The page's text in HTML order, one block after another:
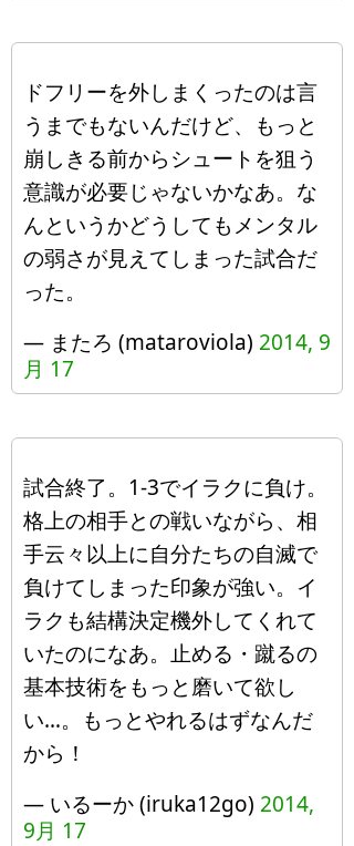
ドフリーを外しまくったのは言
うまでもないんだけど、もっと
崩しきる前からシュートを狙う
意識が必要じゃないかなあ。な
んというかどうしてもメンタル
の弱さが見えてしまった試合だ
った。
— またろ (mataroviola) 2014, 9
月 17
試合終了。1-3でイラクに負け。
格上の相手との戦いながら、相
手云々以上に自分たちの自滅で
負けてしまった印象が強い。イ
ラクも結構決定機外してくれて
いたのになあ。止める・蹴るの
基本技術をもっと磨いて欲し
い…。もっとやれるはずなんだ
から！
— いるーか (iruka12go) 2014,
9月 17